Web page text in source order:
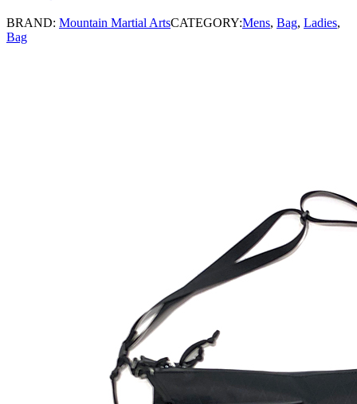
BRAND: Mountain Martial ArtsCATEGORY:Mens, Bag, Ladies,
Bag